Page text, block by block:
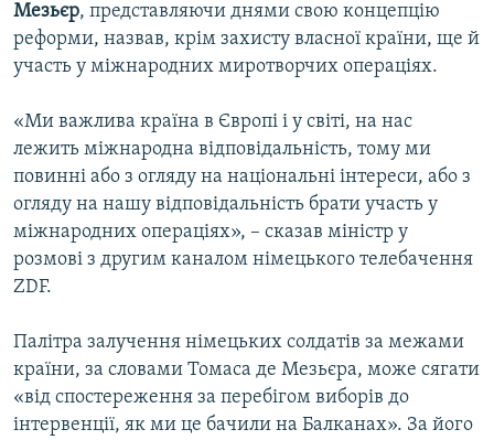
Усі сайти RFE/RL
Мезьєр, представляючи днями свою концепцію
реформи, назвав, крім захисту власної країни, ще й
участь у міжнародних миротворчих операціях.
«Ми важлива країна в Європі і у світі, на нас
лежить міжнародна відповідальність, тому ми
повинні або з огляду на національні інтереси, або з
огляду на нашу відповідальність брати участь у
міжнародних операціях», – сказав міністр у
розмові з другим каналом німецького телебачення
ZDF.
Палітра залучення німецьких солдатів за межами
країни, за словами Томаса де Мезьєра, може сягати
«від спостереження за перебігом виборів до
інтервенції, як ми це бачили на Балканах». За його